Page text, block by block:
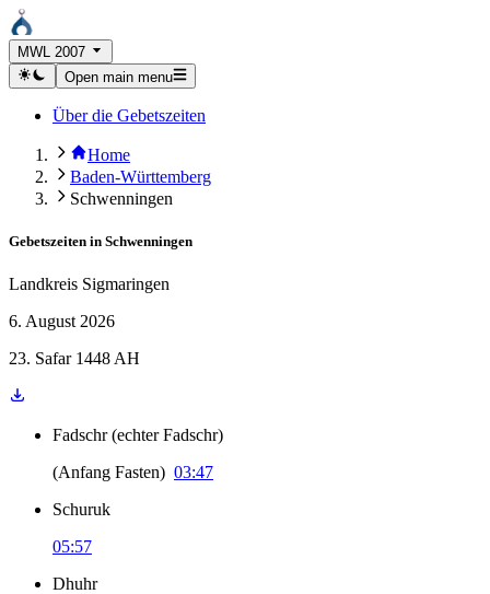
MWL 2007
Open main menu
Über die Gebetszeiten
Home
Baden-Württemberg
Schwenningen
Gebetszeiten in Schwenningen
Landkreis Sigmaringen
6. August 2026
23. Safar 1448 AH
Fadschr (echter Fadschr)
(Anfang Fasten) 03:47
Schuruk
05:57
Dhuhr